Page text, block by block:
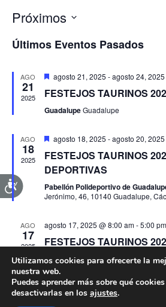
Próximos
la
Últimos Eventos Pasados
AGO
21
2025
Destacado
agosto 21, 2025 -agosto 24, 2025
FESTEJOS TAURINOS
GuadalupeGuadalupe
AGO
18
2025
Destacado
agosto 18, 2025 -agosto 20, 2025
FESTEJOS TAURINOS
DEPORTIVAS
Pabellón Polideportivo de
Jerónimo, 46, 10140 Guadalupe,
AGO
17
2025
agosto 17, 2025 @ 8:00 am-5:00 pm
FESTEJOS TAURINOS
PROGRAMACIÓN
Utilizamos cookies para ofrecerte la
nuestra web.
Puedes aprender más sobre qué
desactivarlas en los ajustes.